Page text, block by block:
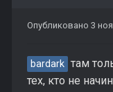
Опубликовано 3
bardark там
тех, кто не